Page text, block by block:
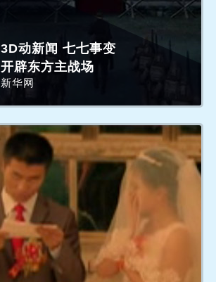
3D动新闻 七七事变
开辟东方主战场
新华网